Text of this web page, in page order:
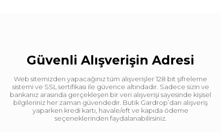
Güvenli Alışverişin Adresi
Web sitemizden yapacağınız tüm alışverişler 128 bit şifreleme
sistemi ve SSL sertifikası ile güvence altındadır. Sadece sizin ve
bankanız arasında gerçekleşen bir veri alışverişi sayesinde kişisel
bilgileriniz her zaman güvendedir. Butik Gardrop’dan alışveriş
yaparken kredi kartı, havale/eft ve kapıda ödeme
seçeneklerinden faydalanabilirsiniz.